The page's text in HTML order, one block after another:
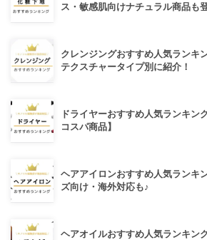
ス・敏感肌向けナチュラル商品も
クレンジングおすすめ人気ランキ
テクスチャータイプ別に紹介！
ドライヤーおすすめ人気ランキン
コスパ商品】
ヘアアイロンおすすめ人気ランキ
ズ向け・海外対応も♪
ヘアオイルおすすめ人気ランキン